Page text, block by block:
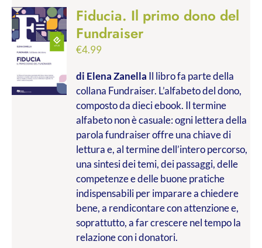
Fiducia. Il primo dono del
Fundraiser
€4.99
di Elena Zanella Il libro fa parte della
collana Fundraiser. L’alfabeto del dono,
composto da dieci ebook. Il termine
alfabeto non è casuale: ogni lettera della
parola fundraiser offre una chiave di
lettura e, al termine dell’intero percorso,
una sintesi dei temi, dei passaggi, delle
competenze e delle buone pratiche
indispensabili per imparare a chiedere
bene, a rendicontare con attenzione e,
soprattutto, a far crescere nel tempo la
relazione con i donatori.